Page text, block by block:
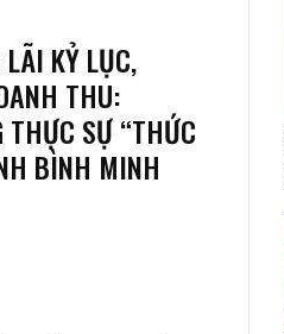
LÃI KỶ LỤC,
THU:
THỰC SỰ “THỨC
BÌNH MINH